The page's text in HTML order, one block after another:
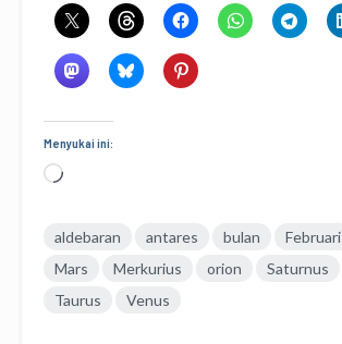
Menyukai ini:
Memuat...
aldebaran antares bulan Februari
Mars
Merkurius orion Saturnus
Taurus
Venus